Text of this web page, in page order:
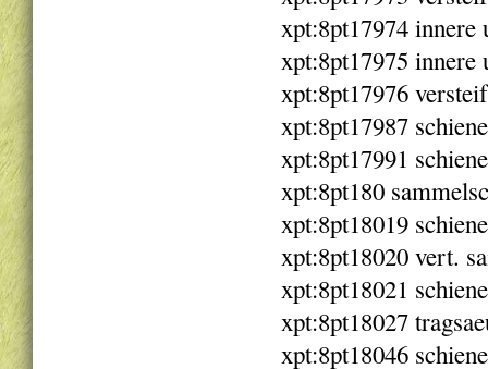
xpt:8pt17974
xpt:8pt17975
xpt:8pt17976
xpt:8pt17987
xpt:8pt17991
xpt:8pt180
xpt:8pt18019
xpt:8pt18020 vert.
xpt:8pt18021
xpt:8pt18027
xpt:8pt18046